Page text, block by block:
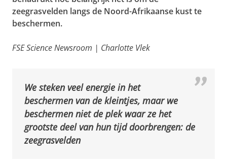
zeegrasvelden langs de Noord-Afrikaanse kust te
beschermen.
FSE Science Newsroom | Charlotte Vlek
We steken veel energie in het
beschermen van de kleintjes, maar we
beschermen niet de plek waar ze het
grootste deel van hun tijd doorbrengen: de
zeegrasvelden